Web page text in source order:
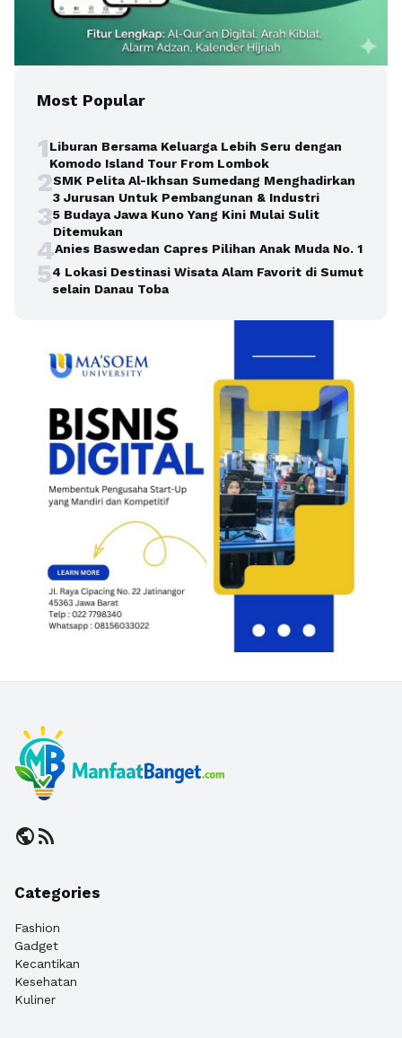
Most Popular
1Liburan Bersama Keluarga Lebih Seru dengan
Komodo Island Tour From Lombok
2SMK Pelita Al-Ikhsan Sumedang Menghadirkan
3 Jurusan Untuk Pembangunan & Industri
35 Budaya Jawa Kuno Yang Kini Mulai Sulit
Ditemukan
4Anies Baswedan Capres Pilihan Anak Muda No. 1
54 Lokasi Destinasi Wisata Alam Favorit di Sumut
selain Danau Toba
publicrss_feed
Categories
Fashion
Gadget
Kecantikan
Kesehatan
Kuliner